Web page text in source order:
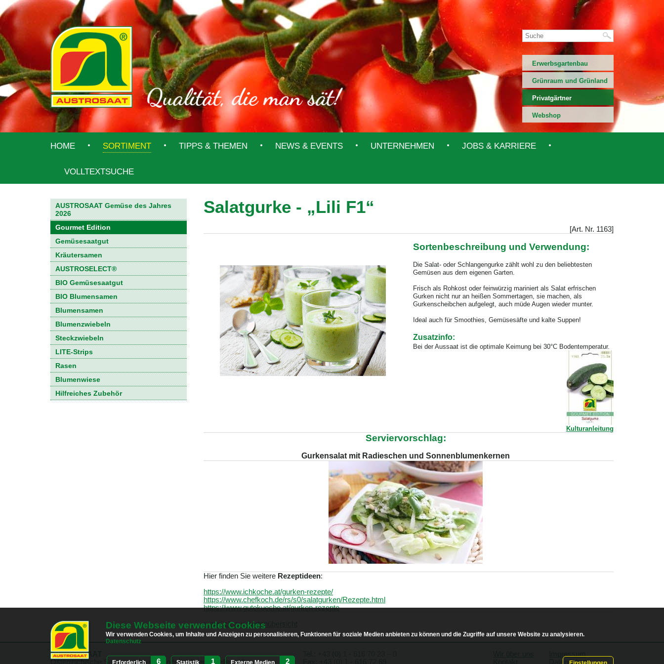
Erwerbsgartenbau
Grünraum und Grünland
Privatgärtner
Webshop
HOME SORTIMENT TIPPS & THEMEN NEWS & EVENTS UNTERNEHMEN JOBS & KARRIERE
VOLLTEXTSUCHE
AUSTROSAAT Gemüse des Jahres
2026
Gourmet Edition
Gemüsesaatgut
Kräutersamen
AUSTROSELECT®
BIO Gemüsesaatgut
BIO Blumensamen
Blumensamen
Blumenzwiebeln
Steckzwiebeln
LITE-Strips
Rasen
Blumenwiese
Hilfreiches Zubehör
Salatgurke - „Lili F1“
[Art. Nr. 1163]
Sortenbeschreibung und Verwendung:
Die Salat- oder Schlangengurke zählt wohl zu den beliebtesten
Gemüsen aus dem eigenen Garten.
Frisch als Rohkost oder feinwürzig mariniert als Salat erfrischen
Gurken nicht nur an heißen Sommertagen, sie machen, als
Gurkenscheibchen aufgelegt, auch müde Augen wieder munter.
Ideal auch für Smoothies, Gemüsesäfte und kalte Suppen!
Zusatzinfo:
Bei der Aussaat ist die optimale Keimung bei 30°C Bodentemperatur.
Kulturanleitung
Serviervorschlag:
Gurkensalat mit Radieschen und Sonnenblumenkernen
Hier finden Sie weitere Rezeptideen:
https://www.ichkoche.at/gurken-rezepte/
https://www.chefkoch.de/rs/s0/salatgurken/Rezepte.html
https://www.gutekueche.at/gurken-rezepte
> zurück zur Sortenübersicht
AUSTROSAAT
Österreichische Samenzucht- u. Handels-Aktiengesellschaft
Datenschutz
Diese Webseite verwendet Cookies
Wir verwenden Cookies, um Inhalte und Anzeigen zu personalisieren, Funktionen für soziale Medien anbieten zu können und die Zugriffe auf unsere Website zu analysieren.
Datenschutz
Erforderlich 6 Statistik 1 Externe Medien 2